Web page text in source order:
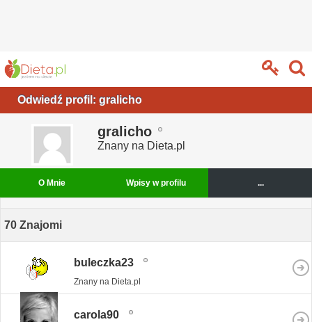
Odwiedź profil: gralicho
gralicho
Znany na Dieta.pl
O Mnie Wpisy w profilu ...
70 Znajomi
buleczka23
Znany na Dieta.pl
carola90